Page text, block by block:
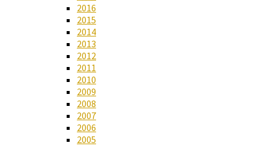
2016
2015
2014
2013
2012
2011
2010
2009
2008
2007
2006
2005